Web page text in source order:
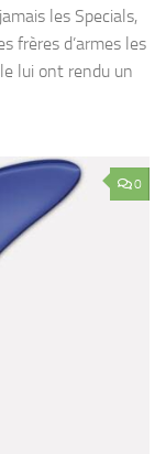
les Specials,
frères d’armes les
lui ont rendu un
0